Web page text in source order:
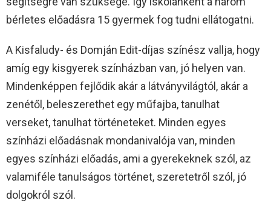
bérletes előadásra 15 gyermek fog tudni ellátogatni.
A Kisfaludy- és Domján Edit-díjas színész vallja, hogy
amíg egy kisgyerek színházban van, jó helyen van.
Mindenképpen fejlődik akár a látványvilágtól, akár a
zenétől, beleszerethet egy műfajba, tanulhat
verseket, tanulhat történeteket. Minden egyes
színházi előadásnak mondanivalója van, minden
egyes színházi előadás, ami a gyerekeknek szól, az
valamiféle tanulságos történet, szeretetről szól, jó
dolgokról szól.